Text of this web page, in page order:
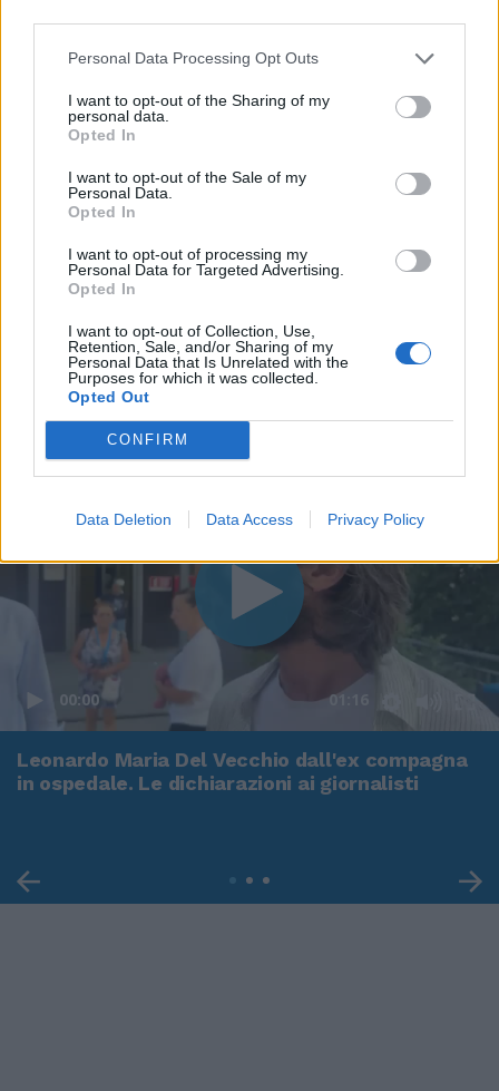
Personal Data Processing Opt Outs
I want to opt-out of the Sharing of my
personal data.
Opted In
I want to opt-out of the Sale of my
Personal Data.
Opted In
I want to opt-out of processing my
Personal Data for Targeted Advertising.
Opted In
I want to opt-out of Collection, Use,
Retention, Sale, and/or Sharing of my
Personal Data that Is Unrelated with the
Purposes for which it was collected.
Opted Out
CONFIRM
Data Deletion Data Access Privacy Policy
00:00 01:16
Leonardo Maria Del Vecchio dall'ex compagna
in ospedale. Le dichiarazioni ai giornalisti